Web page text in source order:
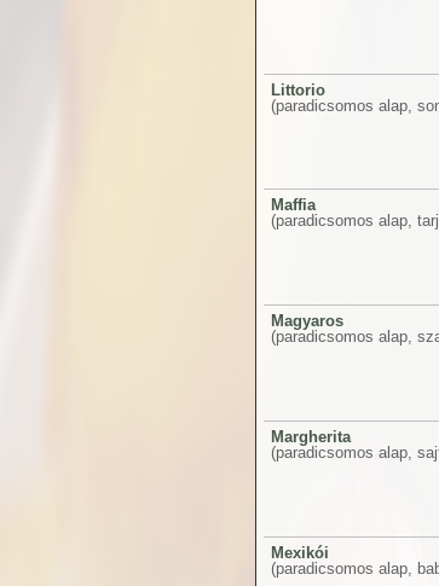
Littorio
(paradicsomos alap,
Maffia
(paradicsomos alap,
Magyaros
(paradicsomos alap,
Margherita
(paradicsomos alap,
Mexikói
(paradicsomos alap,